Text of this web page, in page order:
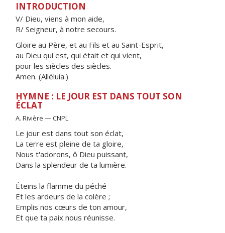
INTRODUCTION
V/ Dieu, viens à mon aide,
R/ Seigneur, à notre secours.
Gloire au Père, et au Fils et au Saint-Esprit,
au Dieu qui est, qui était et qui vient,
pour les siècles des siècles.
Amen. (Alléluia.)
HYMNE : LE JOUR EST DANS TOUT SON
ÉCLAT
A. Rivière — CNPL
Le jour est dans tout son éclat,
La terre est pleine de ta gloire,
Nous t'adorons, ô Dieu puissant,
Dans la splendeur de ta lumière.
Éteins la flamme du péché
Et les ardeurs de la colère ;
Emplis nos cœurs de ton amour,
Et que ta paix nous réunisse.